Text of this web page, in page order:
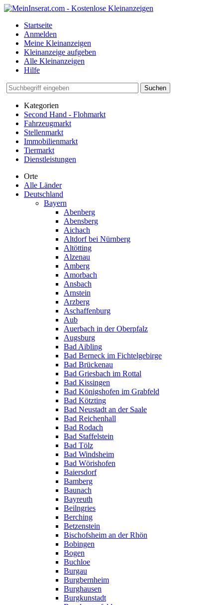
Startseite
Anmelden
Meine Kleinanzeigen
Kleinanzeige aufgeben
Alle Kleinanzeigen
Hilfe
Suchen
Kategorien
Second Hand - Flohmarkt
Fahrzeugmarkt
Stellenmarkt
Immobilienmarkt
Tiermarkt
Dienstleistungen
Orte
Alle Länder
Deutschland
Bayern
Abenberg
Abensberg
Aichach
Altdorf bei Nürnberg
Altötting
Alzenau
Amberg
Amorbach
Ansbach
Arnstein
Arzberg
Aschaffenburg
Aub
Auerbach in der Oberpfalz
Augsburg
Bad Aibling
Bad Berneck im Fichtelgebirge
Bad Brückenau
Bad Griesbach im Rottal
Bad Kissingen
Bad Königshofen im Grabfeld
Bad Kötzting
Bad Neustadt an der Saale
Bad Reichenhall
Bad Rodach
Bad Staffelstein
Bad Tölz
Bad Windsheim
Bad Wörishofen
Baiersdorf
Bamberg
Baunach
Bayreuth
Beilngries
Berching
Betzenstein
Bischofsheim an der Rhön
Bobingen
Bogen
Buchloe
Burgau
Burgbernheim
Burghausen
Burgkunstadt